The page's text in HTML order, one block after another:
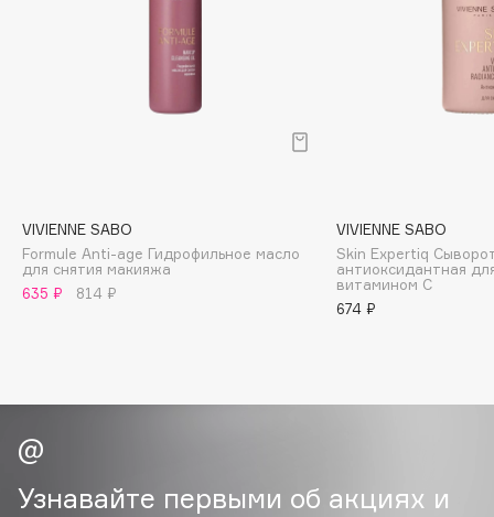
BOOMSHOP
BORK
VIVIENNE SABO
Formule Anti-age Гидрофильное масло
для снятия макияжа
635 ₽
814 ₽
VIVIENNE SABO
Skin Expertiq
антиоксидантная
витамином С
674 ₽
Узнавайте первыми об акциях и